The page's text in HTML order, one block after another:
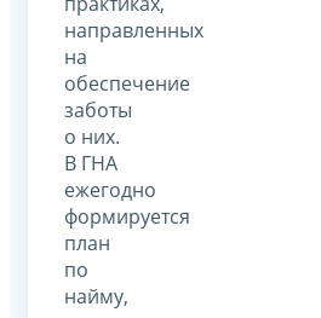
направленных
на
обеспечение
заботы
о них.
В ГНА
ежегодно
формируется
план
по
найму,